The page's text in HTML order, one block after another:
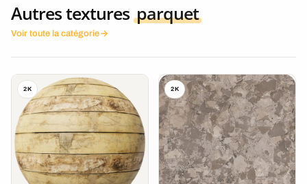
Autres textures parquet
Voir toute la catégorie
2K 2K